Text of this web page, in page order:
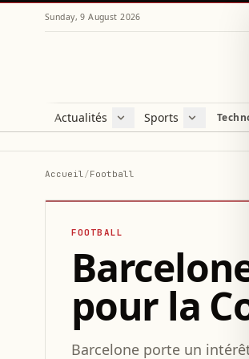
Sunday, 9 August 2026
Actualités
Liban
Sports
Football
Accueil/Football
FOOTBALL
pour la
Barcelone porte un